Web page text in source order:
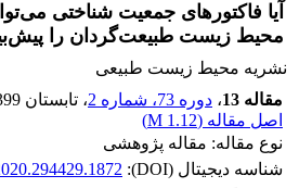
آیا فاکتورهای جمعیت شناختی
محیط زیست طبیعت‌گردان را
نشریه محیط زیست طبیعی
مقاله 13
، دوره 73، شماره 2 ، تابستان 1399
اصل مقاله (1.12 M
)
نوع مقاله: مقاله پژوهشی
شناسه دیجیتال (DOI):